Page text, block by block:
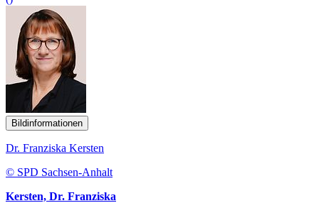
Bildinformationen
Dr. Franziska Kersten
© SPD Sachsen-Anhalt
Kersten, Dr. Franziska